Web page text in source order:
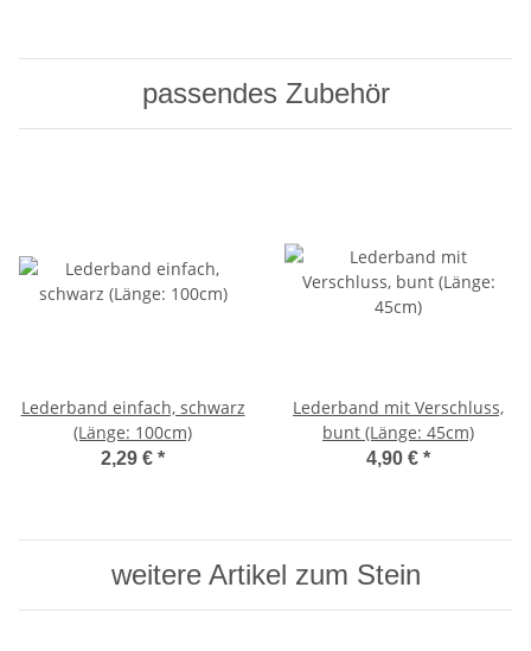
passendes Zubehör
Lederband einfach, schwarz
(Länge: 100cm)
2,29 € *
Lederband mit Verschluss,
bunt (Länge: 45cm)
4,90 € *
weitere Artikel zum Stein